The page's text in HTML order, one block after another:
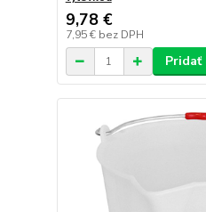
9,78 €
7,95 € bez DPH
Pridať